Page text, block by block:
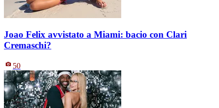
Joao Felix avvistato a Miami: bacio con Clari
Cremaschi?
50